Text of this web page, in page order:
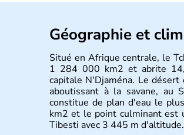
Géographie et
Situé en Afrique centrale, le
1 284 000 km2 et abrite
capitale N'Djaména. Le
aboutissant à la savane, au
constitue de plan d'eau le
km2 et le point culminant est
Tibesti avec 3 445 m d'altitude.